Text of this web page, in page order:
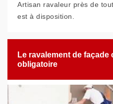
Artisan ravaleur près de
est à disposition.
Le ravalement de
obligatoire